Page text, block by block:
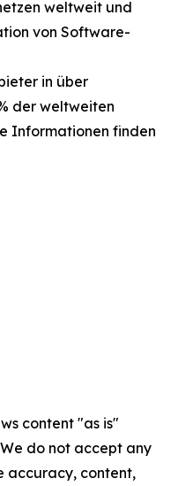
weltweit und
von Software-
in über
der weltweiten
Informationen finden
content "as is"
do not accept any
accuracy, content,